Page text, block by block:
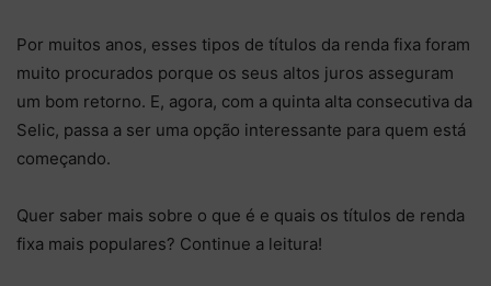
Por muitos anos, esses tipos de títulos da renda fixa foram
muito procurados porque os seus altos juros asseguram
um bom retorno. E, agora, com a quinta alta consecutiva da
Selic, passa a ser uma opção interessante para quem está
começando.
Quer saber mais sobre o que é e quais os títulos de renda
fixa mais populares? Continue a leitura!